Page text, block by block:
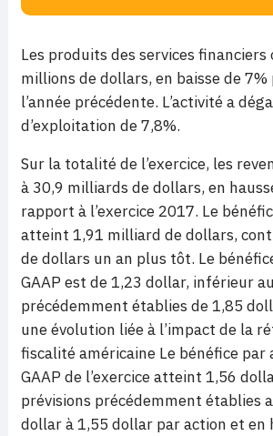
Les produits des services
millions de dollars, en baisse de
l’année précédente. L’activité a
d’exploitation de 7,8%.
Sur la totalité de l’exercice, les
à 30,9 milliards de dollars, en
rapport à l’exercice 2017. Le
atteint 1,91 milliard de dollars,
de dollars un an plus tôt. Le
GAAP est de 1,23 dollar, inférieur
précédemment établies de 1,85
une évolution liée à l’impact de la
fiscalité américaine Le bénéfice par
GAAP de l’exercice atteint 1,56
prévisions précédemment établies
dollar à 1,55 dollar par action et en